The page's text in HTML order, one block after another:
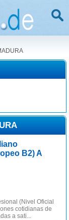
B2) A
(Nivel Oficial
cotidianas de
a sati...